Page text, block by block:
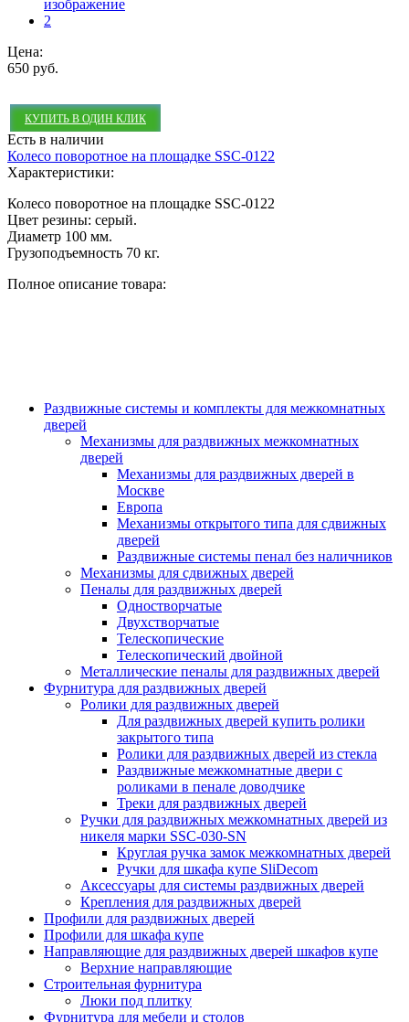
Цена:
650 руб.
КУПИТЬ В ОДИН КЛИК
Есть в наличии
Колесо поворотное на площадке SSC-0122
Характеристики:
Колесо поворотное на площадке SSC-0122
Цвет резины: серый.
Диаметр 100 мм.
Грузоподъемность 70 кг.
Полное описание товара:
Раздвижные системы и комплекты для межкомнатных
дверей
Механизмы для раздвижных межкомнатных
дверей
Механизмы для раздвижных дверей в
Москве
Европа
Механизмы открытого типа для сдвижных
дверей
Раздвижные системы пенал без наличников
Механизмы для сдвижных дверей
Пеналы для раздвижных дверей
Одностворчатые
Двухстворчатые
Телескопические
Телескопический двойной
Металлические пеналы для раздвижных дверей
Фурнитура для раздвижных дверей
Ролики для раздвижных дверей
Для раздвижных дверей купить ролики
закрытого типа
Ролики для раздвижных дверей из стекла
Раздвижные межкомнатные двери с
роликами в пенале доводчике
Треки для раздвижных дверей
Ручки для раздвижных межкомнатных дверей из
никеля марки SSC-030-SN
Круглая ручка замок межкомнатных дверей
Ручки для шкафа купе SliDecom
Аксессуары для системы раздвижных дверей
Крепления для раздвижных дверей
Профили для раздвижных дверей
Профили для шкафа купе
Направляющие для раздвижных дверей шкафов купе
Верхние направляющие
Строительная фурнитура
Люки под плитку
Фурнитура для мебели и столов